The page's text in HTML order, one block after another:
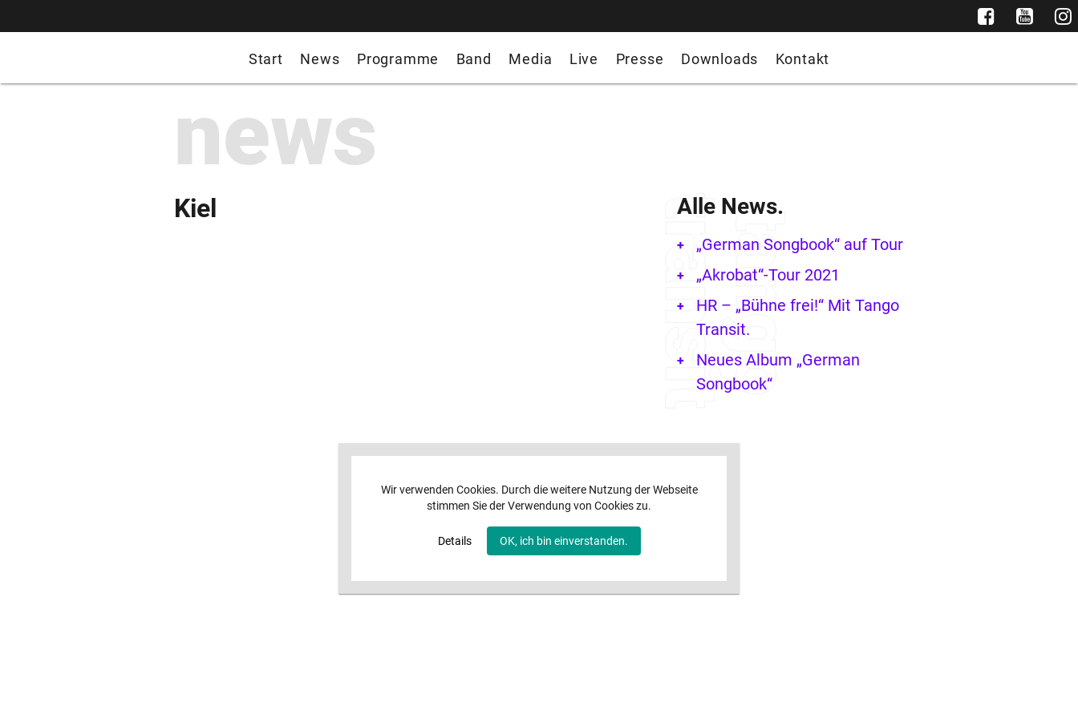
Start News Programme Band Media Live Presse Downloads Kontakt
Wir verwenden Cookies. Durch die weitere Nutzung der Webseite
stimmen Sie der Verwendung von Cookies zu.
Details OK, ich bin einverstanden.
news
Kiel Alle News.
„German Songbook“ auf Tour
„Akrobat“-Tour 2021
HR – „Bühne frei!“ Mit Tango
Transit.
Neues Album „German
Songbook“